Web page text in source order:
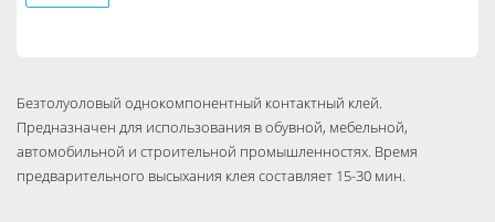
Безтолуоловый однокомпонентный контактный клей.
Предназначен для использования в обувной, мебельной,
автомобильной и строительной промышленностях. Время
предварительного высыхания клея составляет 15-30 мин.